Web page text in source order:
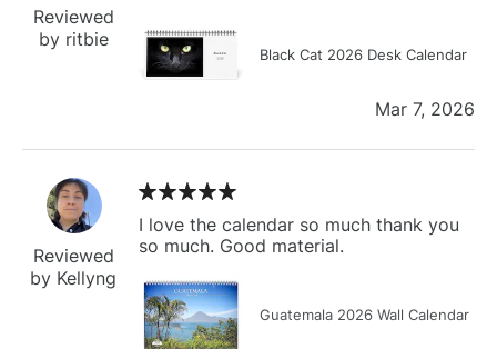
Reviewed
by ritbie
Black Cat 2026 Desk Calendar
Mar 7, 2026
Reviewed
by Kellyng
I love the calendar so much thank you
so much. Good material.
Guatemala 2026 Wall Calendar